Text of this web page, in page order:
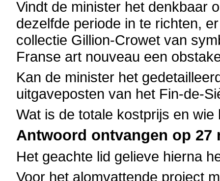
Vindt de minister het denkbaar
dezelfde periode in te richten,
collectie Gillion-Crowet van
Franse art nouveau een
Kan de minister het
uitgaveposten van het Fin-de-
Wat is de totale kostprijs en
Antwoord ontvangen op 27
Het geachte lid gelieve hierna
Voor het alomvattende project